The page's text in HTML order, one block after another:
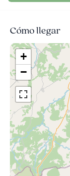
Cómo llegar
+
−